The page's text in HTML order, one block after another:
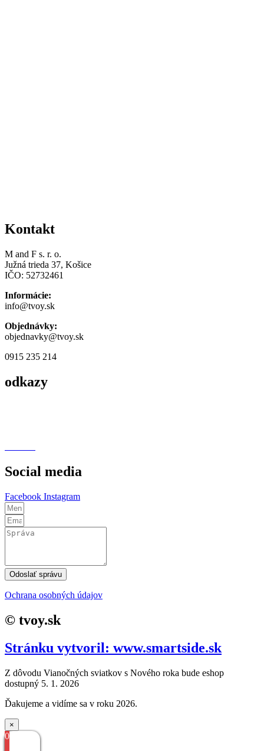
Kontakt
M and F s. r. o.
Južná trieda 37, Košice
IČO: 52732461
Informácie:
info@tvoy.sk
Objednávky:
objednavky@tvoy.sk
0915 235 214
odkazy
Social media
Facebook Instagram
Odoslať správu
Ochrana osobných údajov
© tvoy.sk
Stránku vytvoril: www.smartside.sk
Z dôvodu Vianočných sviatkov s Nového roka bude eshop
dostupný 5. 1. 2026
Ďakujeme a vidíme sa v roku 2026.
×
0